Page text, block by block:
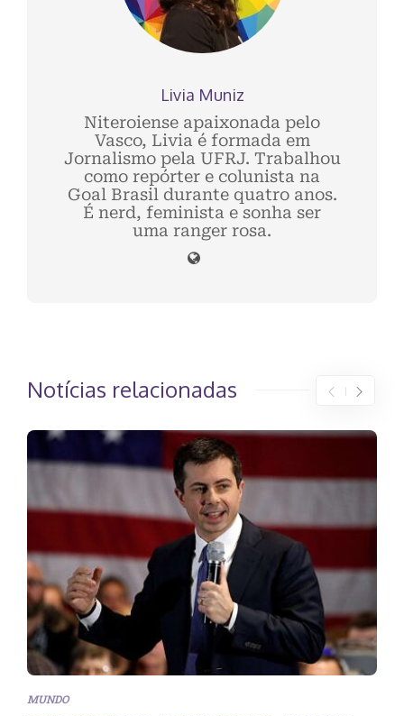
Livia Muniz
Niteroiense apaixonada pelo
Vasco, Livia é formada em
Jornalismo pela UFRJ. Trabalhou
como repórter e colunista na
Goal Brasil durante quatro anos.
É nerd, feminista e sonha ser
uma ranger rosa.
Notícias relacionadas
MUNDO